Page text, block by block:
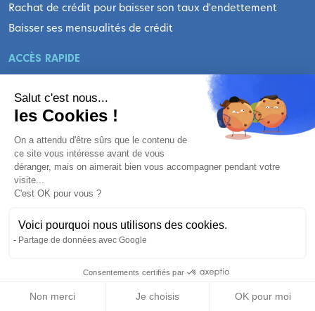
Rachat de crédit pour baisser son taux d'endettement
Baisser ses mensualités de crédit
ACCÈS RAPIDE
Rachat de crédit sur 10 ans
Rachat de crédit sur 12 ans
Rachat de crédit sur 15 ans
Rachat de crédit sur 20 ans
Rachat de crédit sur 25 ans
Rachat de crédit de 100 000 euros
Rachat de crédit de 150 000 euros
Rachat de crédit de 200 000 euros
Salut c'est nous...
les Cookies !
On a attendu d'être sûrs que le contenu de
ce site vous intéresse avant de vous
déranger, mais on aimerait bien vous accompagner pendant votre
visite...
C'est OK pour vous ?
Voici pourquoi nous utilisons des cookies.
Partage de données avec Google
Consentements certifiés par
Non merci Je choisis OK pour moi